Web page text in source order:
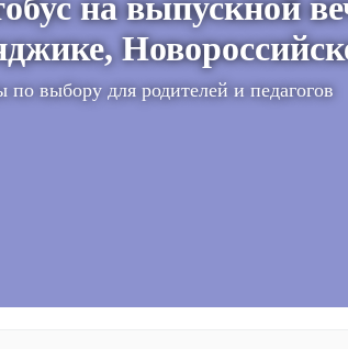
по выбору для родителей и педагогов